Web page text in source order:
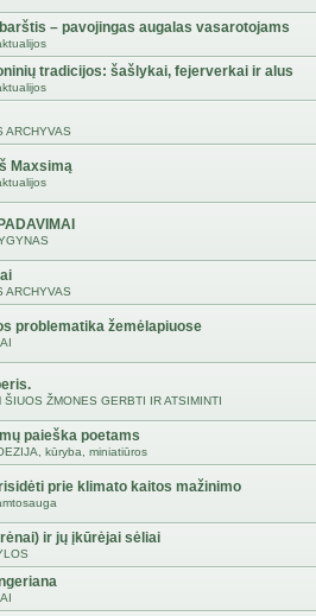
– pavojingas augalas vasarotojams
tradicijos: šašlykai, fejerverkai ir alus
ARCHYVAS
Maxsimą
ARCHYVAS
problematika žemėlapiuose
ŠIUOS ŽMONES GERBTI IR ATSIMINTI
paieška poetams
kūryba, miniatiūros
prie klimato kaitos mažinimo
ir jų įkūrėjai sėliai